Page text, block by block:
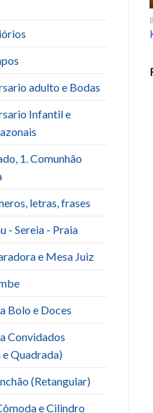
adulto e Bodas
Infantil e
1. Comunhão
letras, frases
- Sereia - Praia
e Mesa Juiz
Bolo e Doces
Convidados
e Quadrada)
(Retangular)
e Cilindro
Sup. Prata Cris Com Alça